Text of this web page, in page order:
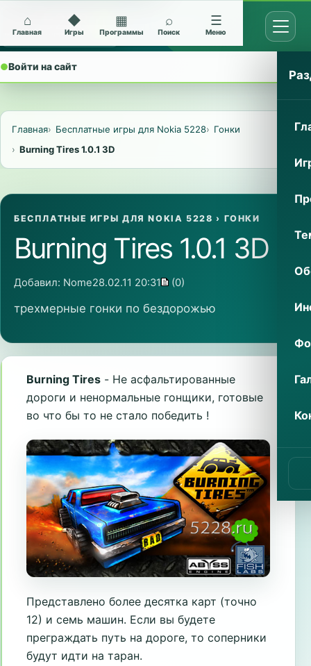
Архив Nokia 5228
●Войти на сайт
⌂
Главная
◆
Игры
▦
Программы
⌕
Поиск
☰
Меню
Главная Бесплатные игры для Nokia 5228
Гонки
Burning Tires 1.0.1 3D
БЕСПЛАТНЫЕ ИГРЫ ДЛЯ NOKIA 5228 › ГОНКИ
Burning Tires 1.0.1 3D
Добавил: Nome28.02.11 20:31 (0)
трехмерные гонки по бездорожью
Burning Tires- Не асфальтированные
дороги и ненормальные гонщики, готовые
во что бы то не стало победить !
Представлено более десятка карт (точно
12) и семь машин. Если вы будете
преграждать путь на дороге, то соперники
будут идти на таран.